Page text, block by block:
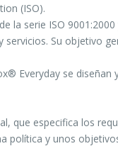
(ISO).
la serie ISO
Su objetivo
Everyday se
que especifica los
política y unos